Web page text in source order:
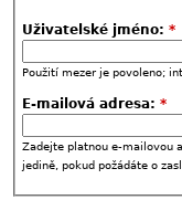
Uživatelské jméno: *
Použití mezer je povoleno;
E-mailová adresa: *
Zadejte platnou e-mailovou
jedině, pokud požádáte o